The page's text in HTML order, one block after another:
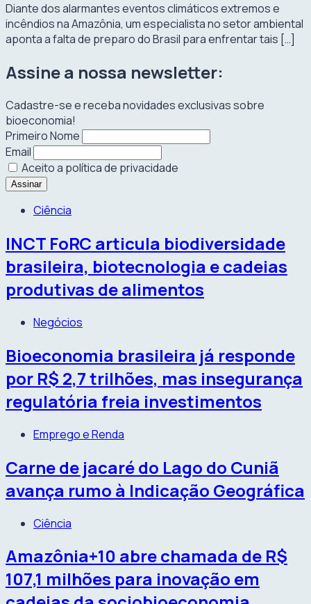
Diante dos alarmantes eventos climáticos extremos e
incêndios na Amazônia, um especialista no setor ambiental
aponta a falta de preparo do Brasil para enfrentar tais […]
Assine a nossa newsletter:
Cadastre-se e receba novidades exclusivas sobre
bioeconomia!
Primeiro Nome
Email
Aceito a política de privacidade
Ciência
INCT FoRC articula biodiversidade
brasileira, biotecnologia e cadeias
produtivas de alimentos
Negócios
Bioeconomia brasileira já responde
por R$ 2,7 trilhões, mas insegurança
regulatória freia investimentos
Emprego e Renda
Carne de jacaré do Lago do Cuniã
avança rumo à Indicação Geográfica
Ciência
Amazônia+10 abre chamada de R$
107,1 milhões para inovação em